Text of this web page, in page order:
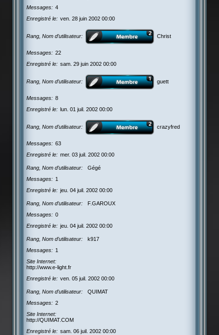
Messages
4
Enregistré le
ven. 28 juin 2002 00:00
Rang, Nom d’utilisateur Christ
Messages
22
Enregistré le
sam. 29 juin 2002 00:00
Rang, Nom d’utilisateur guett
Messages
8
Enregistré le
lun. 01 juil. 2002 00:00
Rang, Nom d’utilisateur crazyfred
Messages
63
Enregistré le
mer. 03 juil. 2002 00:00
Rang, Nom d’utilisateur
Gégé
Messages
1
Enregistré le
jeu. 04 juil. 2002 00:00
Rang, Nom d’utilisateur
F.GAROUX
Messages
0
Enregistré le
jeu. 04 juil. 2002 00:00
Rang, Nom d’utilisateur
k917
Messages
1
Site Internet
http://www.e-light.fr
Enregistré le
ven. 05 juil. 2002 00:00
Rang, Nom d’utilisateur
QUIMAT
Messages
2
Site Internet
http://QUIMAT.COM
Enregistré le
sam. 06 juil. 2002 00:00